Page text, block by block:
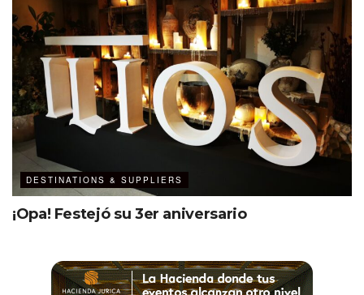
DESTINATIONS & SUPPLIERS
¡Opa! Festejó su 3er aniversario